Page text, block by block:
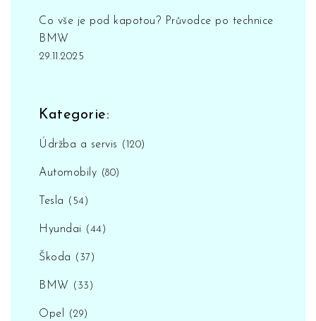
Co vše je pod kapotou? Průvodce po technice
BMW
29.11.2025
Kategorie:
Údržba a servis (120)
Automobily (80)
Tesla (54)
Hyundai (44)
Škoda (37)
BMW (33)
Opel (29)